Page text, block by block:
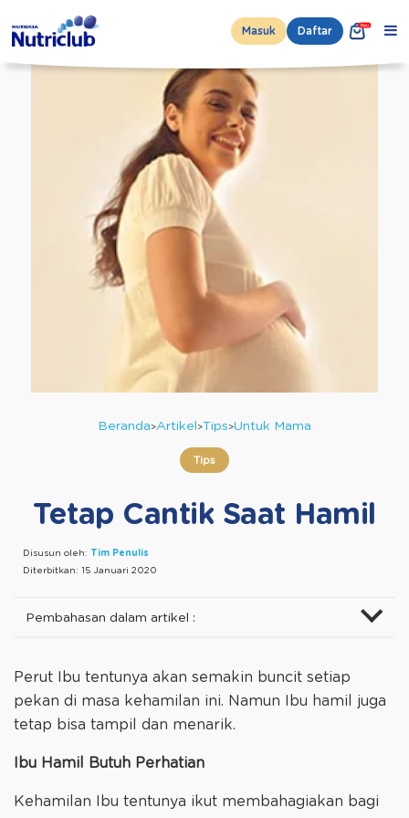
Masuk Daftar
Beranda Artikel Tips Untuk Mama
Tips
Tetap Cantik Saat Hamil
Disusun oleh: Tim Penulis
Diterbitkan: 15 Januari 2020
Pembahasan dalam artikel :
Perut Ibu tentunya akan semakin buncit setiap
pekan di masa kehamilan ini. Namun Ibu hamil juga
tetap bisa tampil dan menarik.
Ibu Hamil Butuh Perhatian
Kehamilan Ibu tentunya ikut membahagiakan bagi